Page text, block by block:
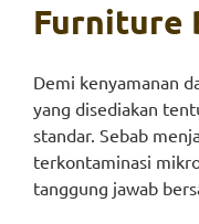
Furniture
Demi kenyamanan
yang disediakan
standar. Sebab
terkontaminasi
tanggung jawab